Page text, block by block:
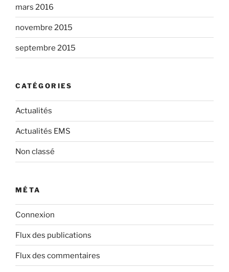
mars 2016
novembre 2015
septembre 2015
CATÉGORIES
Actualités
Actualités EMS
Non classé
MÉTA
Connexion
Flux des publications
Flux des commentaires